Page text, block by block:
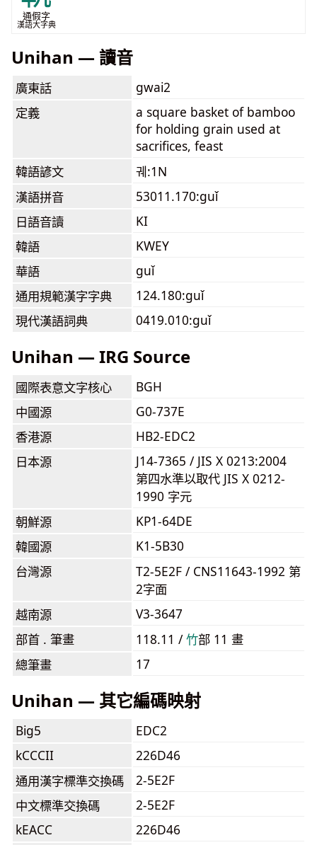
通假字
漢語大字典
Unihan — 讀音
廣東話
gwai2
定義
a square basket of bamboo
for holding grain used at
sacrifices, feast
韓語諺文
궤:1N
漢語拼音
53011.170:guǐ
日語音讀
KI
韓語
KWEY
華語
guǐ
通用規範漢字字典
124.180:guǐ
現代漢語詞典
0419.010:guǐ
Unihan — IRG Source
國際表意文字核心
BGH
中國源
G0-737E
香港源
HB2-EDC2
日本源
J14-7365 / JIS X 0213:2004
第四水準以取代 JIS X 0212-
1990 字元
朝鮮源
KP1-64DE
韓國源
K1-5B30
台灣源
T2-5E2F / CNS11643-1992 第
2字面
越南源
V3-3647
部首 . 筆畫
118.11 /⽵部 11 畫
總筆畫
17
Unihan — 其它編碼映射
Big5
EDC2
kCCCII
226D46
通用漢字標準交換碼
2-5E2F
中文標準交換碼
2-5E2F
kEACC
226D46